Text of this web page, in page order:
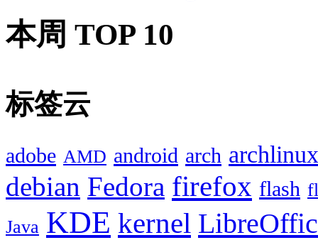
本周 TOP 10
标签云
adobe AMD android arch archlinux
debian Fedora firefox flash
Java KDE kernel